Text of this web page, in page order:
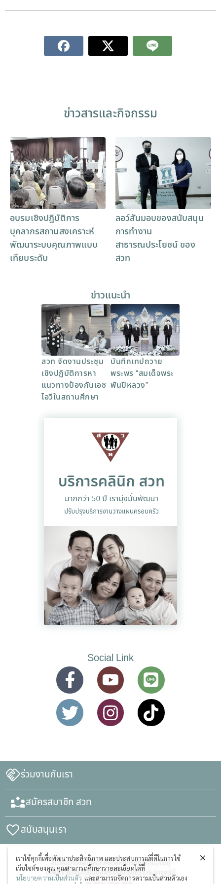
ข่าวสารและกิจกรรม
อบรมเชิงปฎิบัติการ
บุคลากรสถานสงเคราะห์
พัฒนาระบบคุณภาพแบบ
เทียบระดับ
ลอว์สันมอบของสนับสนุน
การทำงาน
สาธารณประโยชน์ ของ
สวท
ข่าวแนะนำ
สวท จัดงานประชุม
เชิงปฏิบัติการหา
แนวทางป้องกันเอช
ไอวีในสถานศึกษา
บันทึกเทปถวาย
พระพร “สมเด็จพระ
พันปีหลวง”
Social Link
ร่วมงานกับเรา
สมัครสมาชิก สวท
สนับสนุนเรา
สมาคมวางแผนครอบครัวแห่งประเทศไทย(สวท)
ในพระราชูปถัมภ์สมเด็จพระศรีนครินทราบรมราชชนนี
เราใช้คุกกี้เพื่อพัฒนาประสิทธิภาพ และประสบการณ์ที่ดีในการใช้
เว็บไซต์ของคุณ คุณสามารถศึกษารายละเอียดได้ที่
นโยบายความเป็นส่วนตัว และสามารถจัดการความเป็นส่วนตัวเอง